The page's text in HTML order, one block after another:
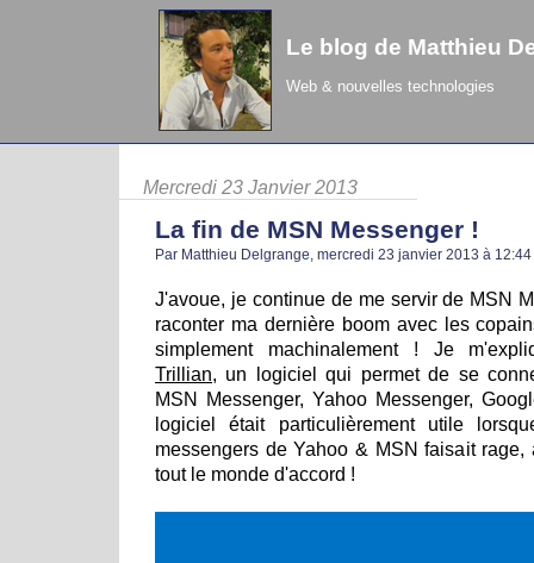
Le blog de Matthieu
Web & nouvelles technologies
Mercredi 23 Janvier 2013
La fin de MSN Messenger !
Par Matthieu Delgrange, mercredi 23 janvier 2013 à 12:44
J'avoue, je continue de me servir de MSN
raconter ma dernière boom avec les
simplement machinalement ! Je
Trillian, un logiciel qui permet de se
MSN Messenger, Yahoo Messenger,
logiciel était particulièrement utile
messengers de Yahoo & MSN faisait rage,
tout le monde d'accord !